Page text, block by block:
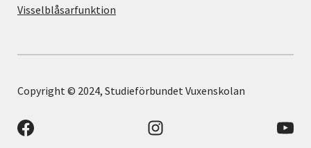
Visselblåsarfunktion
Copyright © 2024, Studieförbundet Vuxenskolan